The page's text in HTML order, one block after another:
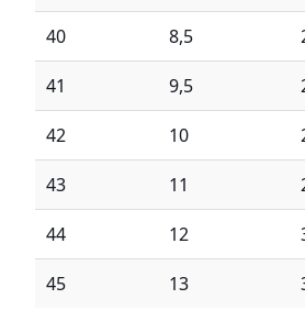
40 8,5
41 9,5
42 10
43 11
44 12
45 13